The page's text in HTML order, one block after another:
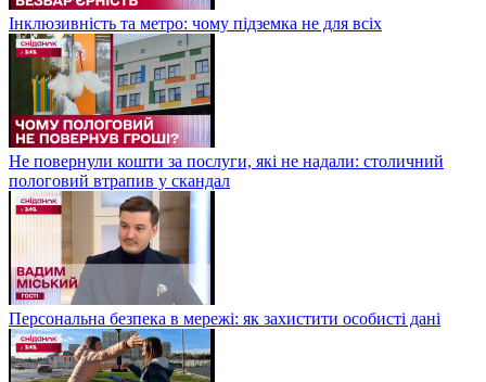
Інклюзивність та метро: чому підземка не для всіх
Не повернули кошти за послуги, які не надали: столичний
пологовий втрапив у скандал
Персональна безпека в мережі: як захистити особисті дані